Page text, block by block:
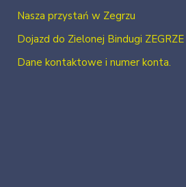
Nasza przystań w Zegrzu
Dojazd do Zielonej Bindugi ZEGRZE
Dane kontaktowe i numer konta.